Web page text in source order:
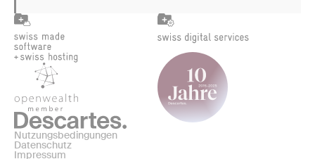
Nutzungsbedingungen
Datenschutz
Impressum